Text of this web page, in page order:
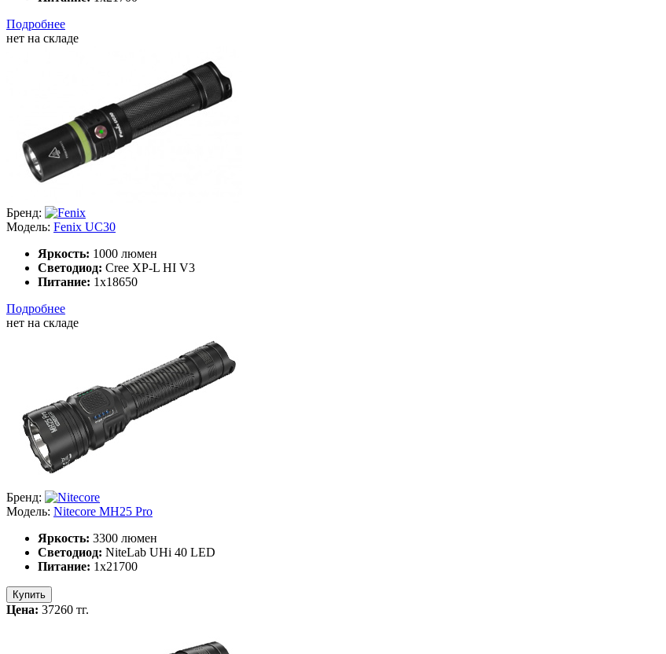
Подробнее
нет на складе
Бренд:
Модель: Fenix UC30
Яркость: 1000 люмен
Светодиод: Cree XP-L HI V3
Питание: 1x18650
Подробнее
нет на складе
Бренд:
Модель: Nitecore MH25 Pro
Яркость: 3300 люмен
Светодиод: NiteLab UHi 40 LED
Питание: 1х21700
Купить
Цена: 37260 тг.